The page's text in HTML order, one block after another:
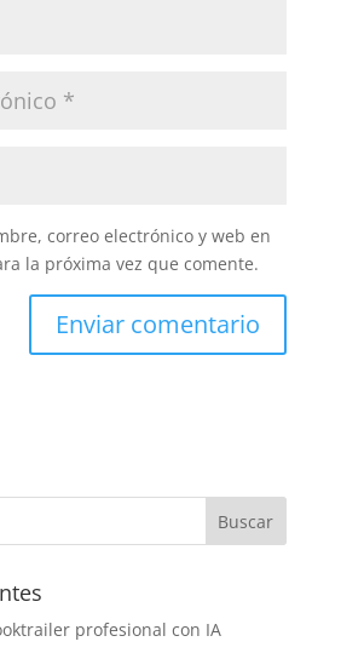
correo electrónico y web en
la próxima vez que comente.
profesional con IA